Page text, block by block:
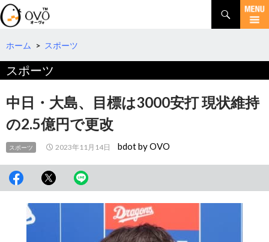
検
索
コ
テ
へ
動
ホーム > スポーツ
スポーツ
中日・大島、目標は3000安打 現状維持
の2.5億円で更改
スポーツ 2023年11月14日 bdot by OVO